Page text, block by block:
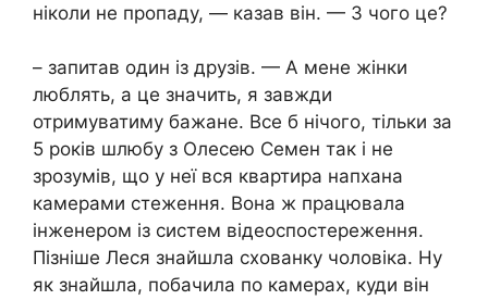
ніколи не пропаду, — казав він. — З чого це?
– запитав один із друзів. — А мене жінки
люблять, а це значить, я завжди
отримуватиму бажане. Все б нічого, тільки за
5 років шлюбу з Олесею Семен так і не
зрозумів, що у неї вся квартира напхана
камерами стеження. Вона ж працювала
інженером із систем відеоспостереження.
Пізніше Леся знайшла схованку чоловіка. Ну
як знайшла, побачила по камерах, куди він